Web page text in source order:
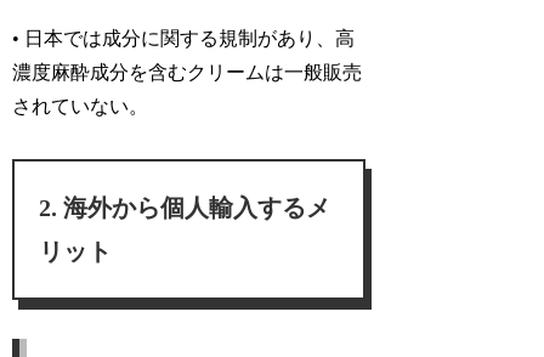
• 日本では成分に関する規制があり、高
濃度麻酔成分を含むクリームは一般販売
されていない。
海外から個人輸入するメ
リット